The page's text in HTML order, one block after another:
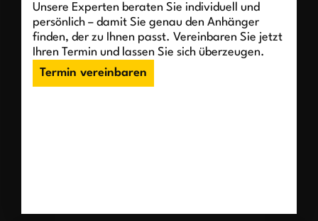
Unsere Experten beraten Sie individuell und
persönlich – damit Sie genau den Anhänger
finden, der zu Ihnen passt. Vereinbaren Sie jetzt
Ihren Termin und lassen Sie sich überzeugen.
Termin vereinbaren